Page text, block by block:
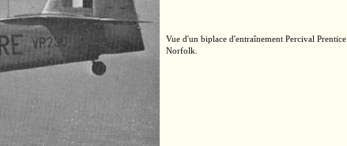
Vue d'un biplace d'entraînement Percival Prentice
Norfolk.